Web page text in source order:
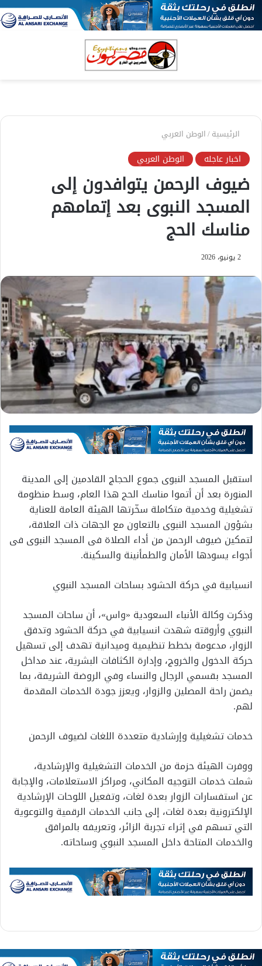
الرئيسية/الوطن العربي
اخبار عاجله الوطن العربي
ضيوف الرحمن يتوافدون إلى
المسجد النبوى بعد إتمامهم
مناسك الحج
2 يونيو، 2026
استقبل المسجد النبوى جموع الحجاج القادمين إلى المدينة
المنورة بعد أن أتموا مناسك الحج هذا العام، وسط منظومة
تشغيلية وخدمية متكاملة سخّرتها الهيئة العامة للعناية
بشؤون المسجد النبوى بالتعاون مع الجهات ذات العلاقة،
لتمكين ضيوف الرحمن من أداء الصلاة فى المسجد النبوى فى
أجواء يسودها الأمان والطمأنينة والسكينة.
انسيابية في حركة الحشود بساحات المسجد النبوي
وذكرت وكالة الأنباء السعودية «واس»، أن ساحات المسجد
النبوي وأروقته شهدت انسيابية في حركة الحشود وتدفق
الزوار، مدعومة بخطط تنظيمية وميدانية تهدف إلى تسهيل
حركة الدخول والخروج، وإدارة الكثافات البشرية، عند مداخل
المسجد بقسمي الرجال والنساء وفي الروضة الشريفة، بما
يضمن راحة المصلين والزوار، ويعزز جودة الخدمات المقدمة
لهم.
خدمات تشغيلية وإرشادية متعددة اللغات لضيوف الرحمن
ووفرت الهيئة حزمة من الخدمات التشغيلية والإرشادية،
شملت خدمات التوجيه المكاني، ومراكز الاستعلامات، والإجابة
عن استفسارات الزوار بعدة لغات، وتفعيل اللوحات الإرشادية
الإلكترونية بعدة لغات، إلى جانب الخدمات الرقمية والتوعوية
التي تسهم في إثراء تجربة الزائر، وتعريفه بالمرافق
والخدمات المتاحة داخل المسجد النبوي وساحاته.